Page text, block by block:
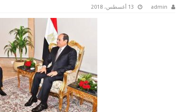
admin 13 أغسطس، 2018